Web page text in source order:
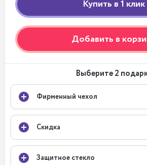
Добавить в
Выберите 2
Фирменный чехол
Скидка
Защитное стекло